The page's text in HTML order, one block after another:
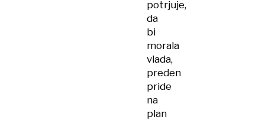
potrjuje,
da
bi
morala
vlada,
preden
pride
na
plan